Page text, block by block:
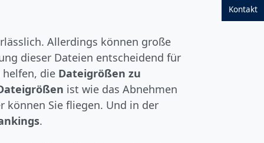
Allerdings können große
dieser Dateien entscheidend für
die Dateigrößen zu
ist wie das Abnehmen
können Sie fliegen. Und in der
.
Kontakt